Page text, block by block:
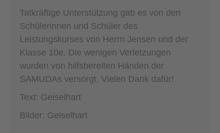
Tatkräftige Unterstützung gab es von den
Schülerinnen und Schüler des
Leistungskurses von Herrn Jensen und der
Klasse 10e. Die wenigen Verletzungen
wurden von hilfsbereiten Händen der
SAMUDAs versorgt. Vielen Dank dafür!
Text: Geiselhart
Bilder: Geiselhart